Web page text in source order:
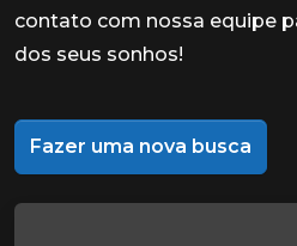
contato com nossa equipe
dos seus sonhos!
Fazer uma nova busca